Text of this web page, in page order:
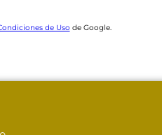
de Uso de Google.